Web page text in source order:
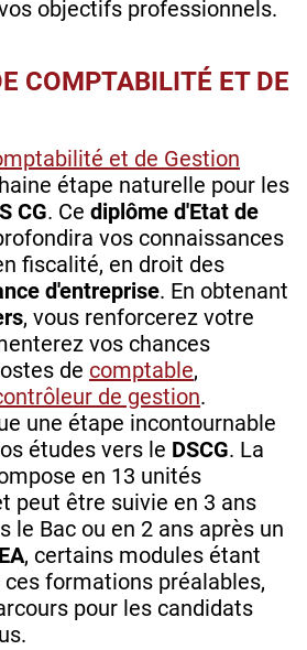
objectifs professionnels.
COMPTABILITÉ ET DE
et de Gestion
étape naturelle pour les
CG. Ce diplôme d'Etat de
vos connaissances
fiscalité, en droit des
d'entreprise. En obtenant
, vous renforcerez votre
vos chances
de comptable,
de gestion.
une étape incontournable
études vers le DSCG. La
en 13 unités
peut être suivie en 3 ans
le Bac ou en 2 ans après un
, certains modules étant
formations préalables,
pour les candidats